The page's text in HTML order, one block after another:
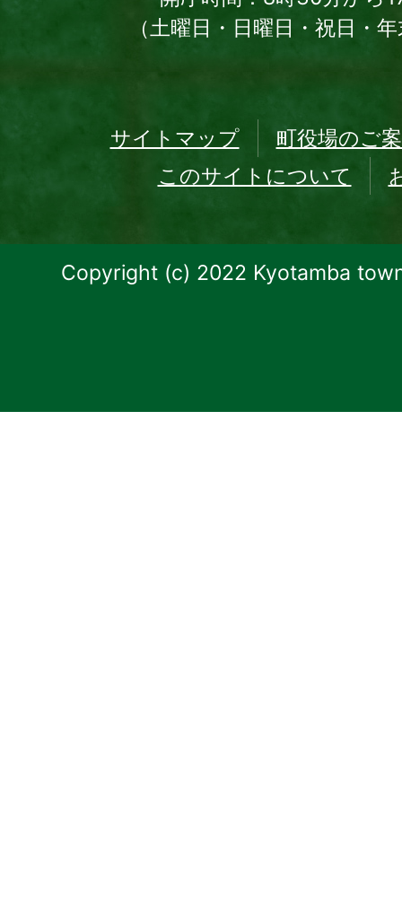
（土曜日・日曜日・祝日・
サイトマップ
町役場のご
このサイトについて
Copyright (c) 2022 Kyotamba